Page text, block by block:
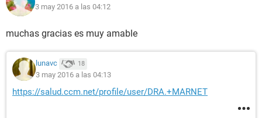
3 may 2016 a las 04:12
muchas gracias es muy amable
lunavc 18
3 may 2016 a las 04:13
https://salud.ccm.net/profile/user/DRA.+MARNET